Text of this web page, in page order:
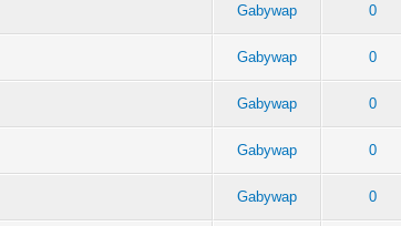
Gabywap 0
Gabywap 0
Gabywap 0
Gabywap 0
Gabywap 0